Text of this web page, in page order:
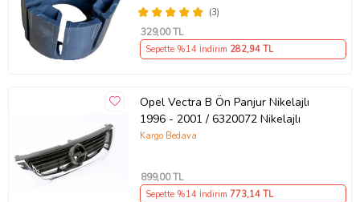
(3)
329,00 TL
Sepette %14 İndirim 282,94 TL
Opel Vectra B Ön Panjur Nikelajlı
1996 - 2001 / 6320072 Nikelajlı
Kargo Bedava
899,00 TL
Sepette %14 İndirim 773,14 TL